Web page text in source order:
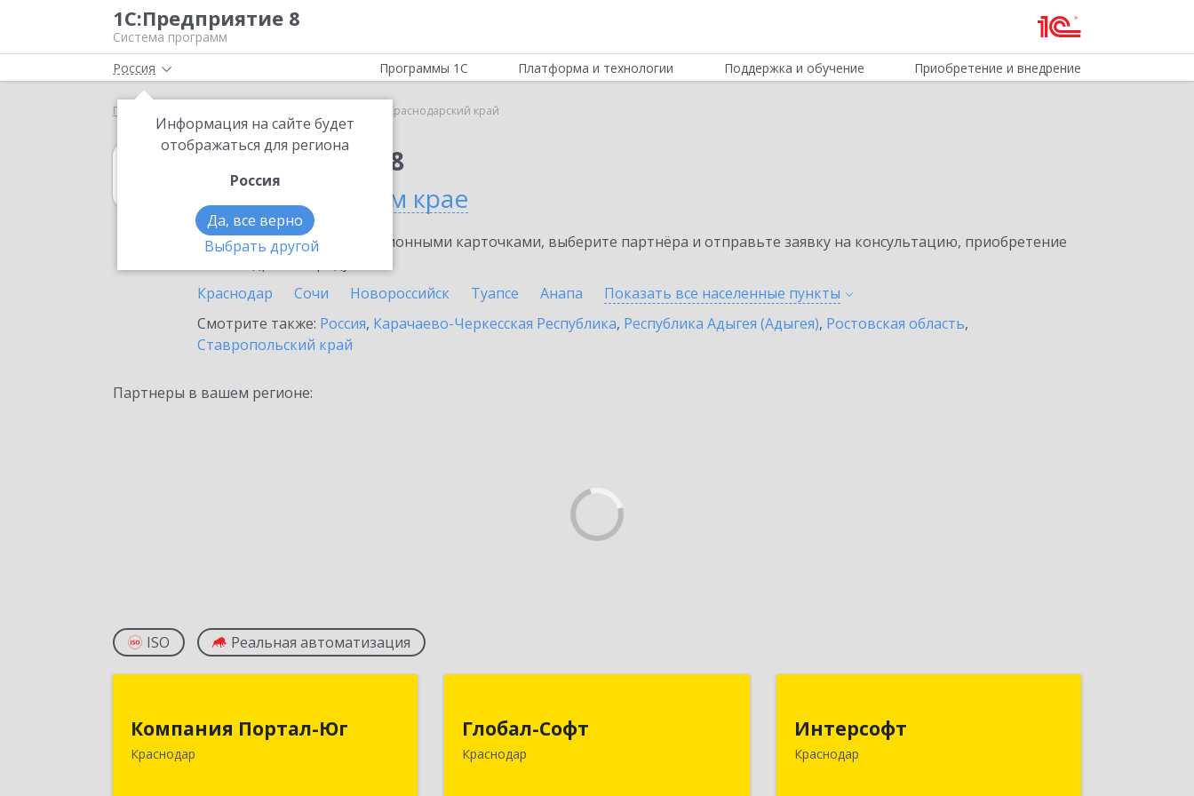
1С:Предприятие 8
Система программ
Россия
Информация на сайте будет
отображаться для региона
Россия
Да, все верно
Выбрать другой
Программы 1С Платформа и технологии Поддержка и обучение Приобретение и внедрение
Главная Краснодарский край
1С:Упрощенка 8
в Краснодарском крае
Ознакомьтесь с информационными карточками, выберите партнёра и отправьте заявку на консультацию, приобретение
Краснодар
Сочи Новороссийск Туапсе Анапа Показать все населенные пункты
Смотрите также: Россия, Карачаево-Черкесская Республика, Республика Адыгея (Адыгея), Ростовская область,
Ставропольский край
Партнеры в вашем регионе:
ISO Реальная автоматизация
Компания Портал-Юг
Краснодар
350020, Краснодарский край,
Краснодар г, Одесская ул, дом № 48,
Глобал-Софт
Краснодар
350018, Краснодарский край,
Краснодар г, Сормовская ул, дом № 7
Интерсофт
Краснодар
350020, Краснодарский край,
Краснодар г, Рашпилевская ул, дом №